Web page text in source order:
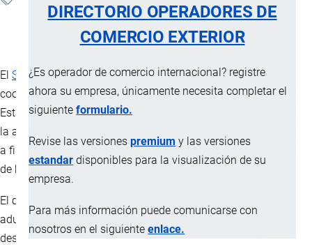
DIRECTORIO OPERADORES DE
COMERCIO EXTERIOR
¿Es operador de comercio internacional? registre
ahora su empresa, únicamente necesita completar el
siguienteformulario.
Revise las versionespremium y las versiones
estandar disponibles para la visualización de su
empresa.
Para más información puede comunicarse con
nosotros en el siguienteenlace.
Operaciones Aduaneras
El Servicio Nacional de Aduana del Ecuador(SENAE), en
coordinación con la Policía Nacional y la Fiscalía General del
Estado, ejecutó un operativo de control fronterizo que permitió
la aprehensión de una importante carga de sustancias sujetas
a fiscalización internacional, incluyendo más de 51 kilogramos
de ketamina en polvo y 827 ampollas de ketamina líquida.
El decomiso se produjo durante inspecciones de inteligencia
aduanera realizadas a dos tráileres que ingresaban al país
desde Perú y que transportaban oficialmente carga de